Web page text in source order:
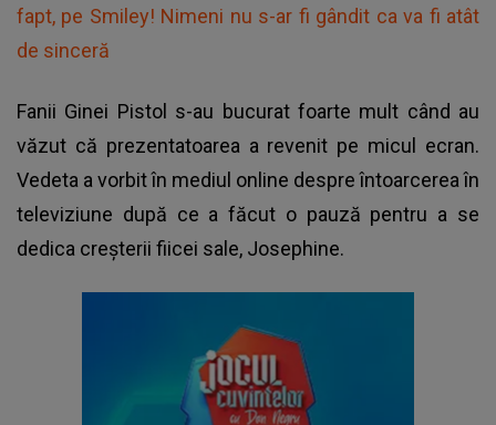
fapt, pe Smiley! Nimeni nu s-ar fi gândit ca va fi atât
de sinceră
Fanii Ginei Pistol s-au bucurat foarte mult când au
văzut că prezentatoarea a revenit pe micul ecran.
Vedeta a vorbit în mediul online despre întoarcerea în
televiziune după ce a făcut o pauză pentru a se
dedica creșterii fiicei sale, Josephine.